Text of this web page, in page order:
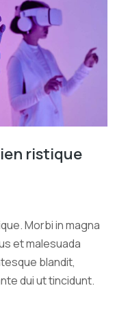
ristique
Morbi in magna
et malesuada
blandit,
dui ut tincidunt.